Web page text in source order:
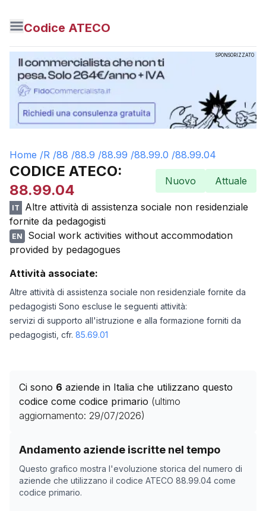
Codice ATECO
SPONSORIZZATO
Home /R /88 /88.9 /88.99 /88.99.0 /88.99.04
CODICE ATECO:
88.99.04
Nuovo Attuale
IT
Altre attività di assistenza sociale non residenziale
fornite da pedagogisti
EN
Social work activities without accommodation
provided by pedagogues
Attività associate:
Altre attività di assistenza sociale non residenziale fornite da
pedagogisti Sono escluse le seguenti attività:
servizi di supporto all'istruzione e alla formazione forniti da
pedagogisti, cfr. 85.69.01
Ci sono 6 aziende in Italia che utilizzano questo
codice come codice primario (ultimo
aggiornamento: 29/07/2026)
Andamento aziende iscritte nel tempo
Questo grafico mostra l'evoluzione storica del numero di
aziende che utilizzano il codice ATECO 88.99.04 come
codice primario.
Storico numero di aziende con codice ATECO
Data rilevazione
15/04/2025
0
18/11/2025